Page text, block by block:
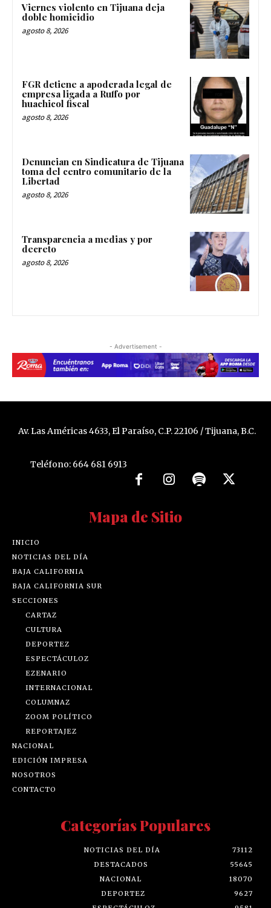
Viernes violento en Tijuana deja
doble homicidio
agosto 8, 2026
FGR detiene a apoderada legal de
empresa ligada a Ruffo por
huachicol fiscal
agosto 8, 2026
Denuncian en Sindicatura de Tijuana
toma del centro comunitario de la
Libertad
agosto 8, 2026
Transparencia a medias y por
decreto
agosto 8, 2026
- Advertisement -
Av. Las Américas 4633, El Paraíso, C.P. 22106 / Tijuana, B.C.
Teléfono: 664 681 6913
Mapa de Sitio
INICIO
NOTICIAS DEL DÍA
BAJA CALIFORNIA
BAJA CALIFORNIA SUR
SECCIONES
CARTAZ
CULTURA
DEPORTEZ
ESPECTÁCULOZ
EZENARIO
INTERNACIONAL
COLUMNAZ
ZOOM POLÍTICO
REPORTAJEZ
NACIONAL
EDICIÓN IMPRESA
NOSOTROS
CONTACTO
Categorías Populares
NOTICIAS DEL DÍA
73112
DESTACADOS
55645
NACIONAL
18070
DEPORTEZ
9627